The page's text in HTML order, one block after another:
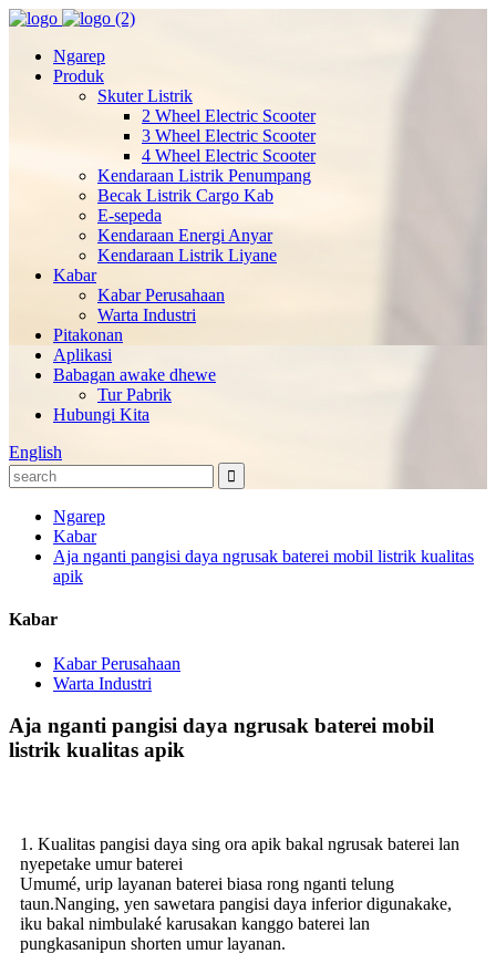
Ngarep
Produk
Skuter Listrik
2 Wheel Electric Scooter
3 Wheel Electric Scooter
4 Wheel Electric Scooter
Kendaraan Listrik Penumpang
Becak Listrik Cargo Kab
E-sepeda
Kendaraan Energi Anyar
Kendaraan Listrik Liyane
Kabar
Kabar Perusahaan
Warta Industri
Pitakonan
Aplikasi
Babagan awake dhewe
Tur Pabrik
Hubungi Kita
English
Ngarep
Kabar
Aja nganti pangisi daya ngrusak baterei mobil listrik kualitas
apik
Kabar
Kabar Perusahaan
Warta Industri
Aja nganti pangisi daya ngrusak baterei mobil
listrik kualitas apik
1. Kualitas pangisi daya sing ora apik bakal ngrusak baterei lan
nyepetake umur baterei
Umumé, urip layanan baterei biasa rong nganti telung
taun.Nanging, yen sawetara pangisi daya inferior digunakake,
iku bakal nimbulaké karusakan kanggo baterei lan
pungkasanipun shorten umur layanan.